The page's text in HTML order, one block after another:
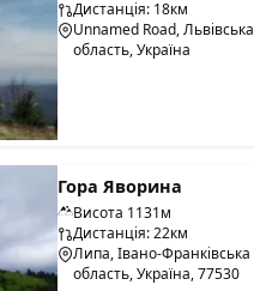
Дистанція: 18км
Unnamed Road, Львівська
область, Україна
Гора Яворина
Висота 1131м
Дистанція: 22км
Липа, Івано-Франківська
область, Україна, 77530